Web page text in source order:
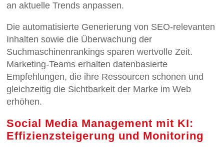
an aktuelle Trends anpassen.
Die automatisierte Generierung von SEO-relevanten
Inhalten sowie die Überwachung der
Suchmaschinenrankings sparen wertvolle Zeit.
Marketing-Teams erhalten datenbasierte
Empfehlungen, die ihre Ressourcen schonen und
gleichzeitig die Sichtbarkeit der Marke im Web
erhöhen.
Social Media Management mit KI:
Effizienzsteigerung und Monitoring